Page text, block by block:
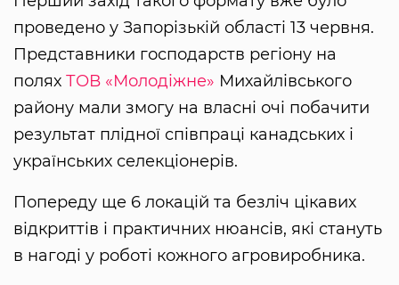
проведено у Запорізькій області 13 червня.
Представники господарств регіону на
полях ТОВ «Молодіжне» Михайлівського
району мали змогу на власні очі побачити
результат плідної співпраці канадських і
українських селекціонерів.
Попереду ще 6 локацій та безліч цікавих
відкриттів і практичних нюансів, які стануть
в нагоді у роботі кожного агровиробника.